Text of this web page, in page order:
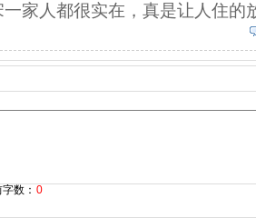
一家人都很实在，真是让人住的
数： 0